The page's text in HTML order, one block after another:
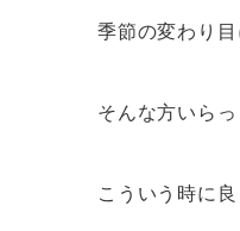
季節の変わり
そんな方いら
こういう時に